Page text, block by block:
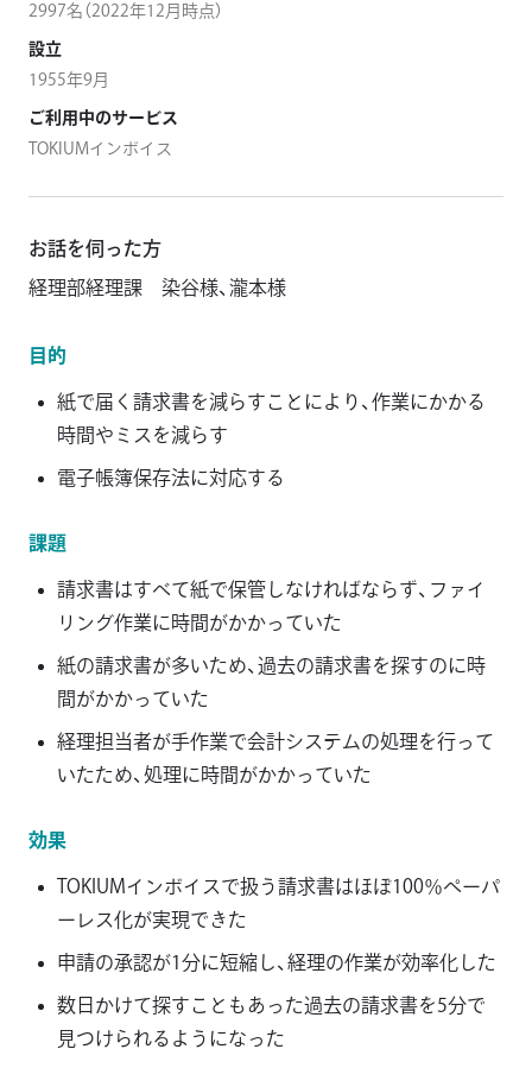
2997名（2022年12月時点）
設立
1955年9月
ご利用中のサービス
TOKIUMインボイス
お話を伺った方
経理部経理課 染谷様、瀧本様
目的
紙で届く請求書を減らすことにより、作業にかかる
時間やミスを減らす
電子帳簿保存法に対応する
課題
請求書はすべて紙で保管しなければならず、ファイ
リング作業に時間がかかっていた
紙の請求書が多いため、過去の請求書を探すのに時
間がかかっていた
経理担当者が手作業で会計システムの処理を行って
いたため、処理に時間がかかっていた
効果
TOKIUMインボイスで扱う請求書はほぼ100％ペーパ
ーレス化が実現できた
申請の承認が1分に短縮し、経理の作業が効率化した
数日かけて探すこともあった過去の請求書を5分で
見つけられるようになった